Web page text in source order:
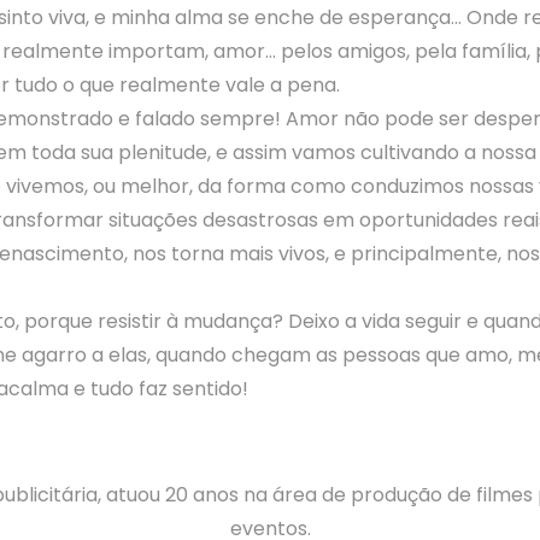
viva, e minha alma se enche de esperança… Onde
importam, amor… pelos amigos, pela família,
tudo o que realmente vale a pena.
e falado sempre! Amor não pode ser
toda sua plenitude, e assim vamos cultivando a
ou melhor, da forma como conduzimos nossas
situações desastrosas em oportunidades
nos torna mais vivos, e principalmente,
porque resistir à mudança? Deixo a vida seguir e
agarro a elas, quando chegam as pessoas que amo,
e tudo faz sentido!
atuou 20 anos na área de produção de
eventos.